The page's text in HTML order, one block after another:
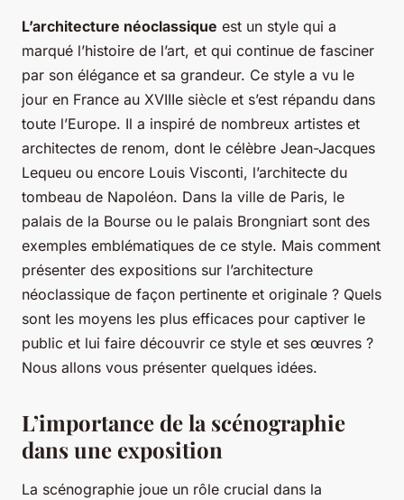
L’architecture néoclassique est un style qui a
marqué l’histoire de l’art, et qui continue de fasciner
par son élégance et sa grandeur. Ce style a vu le
jour en France au XVIIIe siècle et s’est répandu dans
toute l’Europe. Il a inspiré de nombreux artistes et
architectes de renom, dont le célèbre Jean-Jacques
Lequeu ou encore Louis Visconti, l’architecte du
tombeau de Napoléon. Dans la ville de Paris, le
palais de la Bourse ou le palais Brongniart sont des
exemples emblématiques de ce style. Mais comment
présenter des expositions sur l’architecture
néoclassique de façon pertinente et originale ? Quels
sont les moyens les plus efficaces pour captiver le
public et lui faire découvrir ce style et ses œuvres ?
Nous allons vous présenter quelques idées.
L’importance de la scénographie
dans une exposition
La scénographie joue un rôle crucial dans la